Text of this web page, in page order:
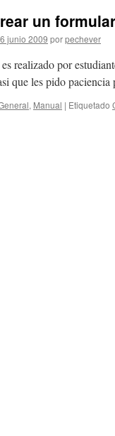
un
junio 2009 porpechever
realizado por
que les pido
, Manual | Etiquetado